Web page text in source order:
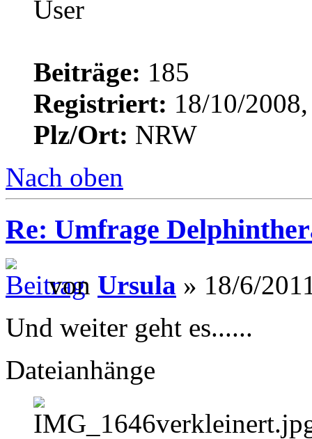
Beiträge: 185
Registriert: 18/10/
Plz/Ort: NRW
Nach oben
Re: Umfrage
von Ursula » 18/6/
Und weiter geht es......
Dateianhänge